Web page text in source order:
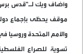
وأضاف ويك لـ"قدس برس"
موقف يحظى بإجماع
والأمم المتحدة وروسيا
تسوية للصراع